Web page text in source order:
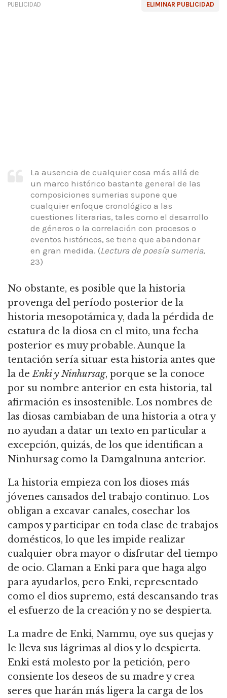
ELIMINAR PUBLICIDAD
PUBLICIDAD
La ausencia de cualquier cosa más allá de
un marco histórico bastante general de las
composiciones sumerias supone que
cualquier enfoque cronológico a las
cuestiones literarias, tales como el desarrollo
de géneros o la correlación con procesos o
eventos históricos, se tiene que abandonar
en gran medida. (Lectura de poesía sumeria,
23)
No obstante, es posible que la historia
provenga del período posterior de la
historia mesopotámica y, dada la pérdida de
estatura de la diosa en el mito, una fecha
posterior es muy probable. Aunque la
tentación sería situar esta historia antes que
la deEnki y Ninhursag, porque se la conoce
por su nombre anterior en esta historia, tal
afirmación es insostenible. Los nombres de
las diosas cambiaban de una historia a otra y
no ayudan a datar un texto en particular a
excepción, quizás, de los que identifican a
Ninhursag como la Damgalnuna anterior.
La historia empieza con los dioses más
jóvenes cansados del trabajo continuo. Los
obligan a excavar canales, cosechar los
campos y participar en toda clase de trabajos
domésticos, lo que les impide realizar
cualquier obra mayor o disfrutar del tiempo
de ocio. Claman a Enki para que haga algo
para ayudarlos, pero Enki, representado
como el dios supremo, está descansando tras
el esfuerzo de la creación y no se despierta.
La madre de Enki, Nammu, oye sus quejas y
le lleva sus lágrimas al dios y lo despierta.
Enki está molesto por la petición, pero
consiente los deseos de su madre y crea
seres que harán más ligera la carga de los